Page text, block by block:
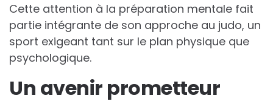
Cette attention à la préparation mentale fait
partie intégrante de son approche au judo, un
sport exigeant tant sur le plan physique que
psychologique.
Un avenir prometteur